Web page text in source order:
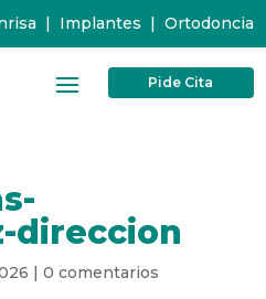
| Implantes | Ortodoncia
Pide Cita
direccion
| 0 comentarios